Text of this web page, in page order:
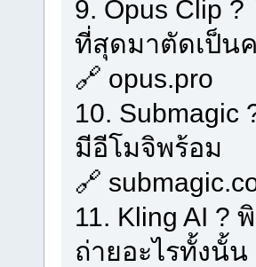
9. Opus Clip
ที่สุดมาตัดเป็น
🔗 opus.pro
10. Submagic
มีอีโมจิพร้อม
🔗
11. Kling AI ?
ถ่ายอะไรทั้งนั้น